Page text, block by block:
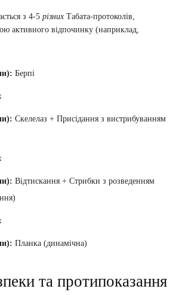
з 4-5 різних Табата-протоколів,
активного відпочинку (наприклад,
Берпі
Скелелаз + Присідання з вистрибуванням
Відтискання + Стрибки з розведенням
Планка (динамічна)
та протипоказання